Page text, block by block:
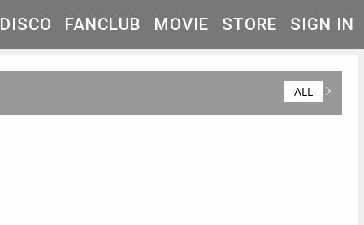
DISCO FANCLUB MOVIE STORE SIGN IN
ALL